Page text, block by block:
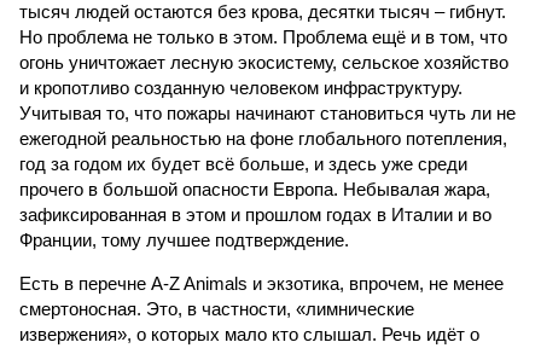
тысяч людей остаются без крова, десятки тысяч – гибнут.
Но проблема не только в этом. Проблема ещё и в том, что
огонь уничтожает лесную экосистему, сельское хозяйство
и кропотливо созданную человеком инфраструктуру.
Учитывая то, что пожары начинают становиться чуть ли не
ежегодной реальностью на фоне глобального потепления,
год за годом их будет всё больше, и здесь уже среди
прочего в большой опасности Европа. Небывалая жара,
зафиксированная в этом и прошлом годах в Италии и во
Франции, тому лучшее подтверждение.
Есть в перечне A-Z Animals и экзотика, впрочем, не менее
смертоносная. Это, в частности, «лимнические
извержения», о которых мало кто слышал. Речь идёт о